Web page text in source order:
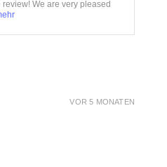
We are very pleased
VOR 5 MONATEN